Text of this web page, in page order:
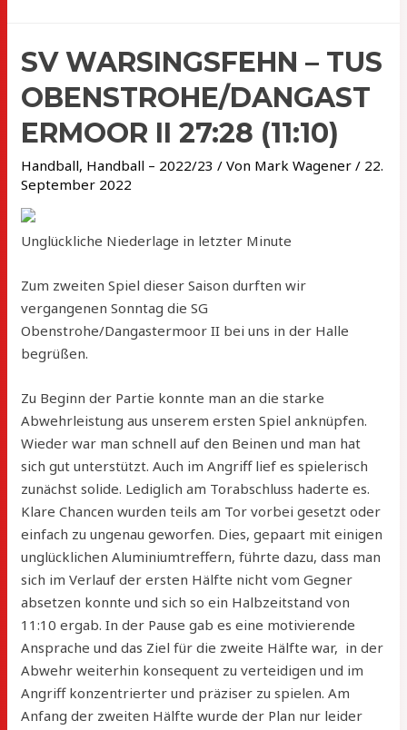
SV WARSINGSFEHN – TUS
OBENSTROHE/DANGAST
ERMOOR II 27:28 (11:10)
Handball, Handball – 2022/23 / Von Mark Wagener / 22.
September 2022
Unglückliche Niederlage in letzter Minute
Zum zweiten Spiel dieser Saison durften wir
vergangenen Sonntag die SG
Obenstrohe/Dangastermoor II bei uns in der Halle
begrüßen.
Zu Beginn der Partie konnte man an die starke
Abwehrleistung aus unserem ersten Spiel anknüpfen.
Wieder war man schnell auf den Beinen und man hat
sich gut unterstützt. Auch im Angriff lief es spielerisch
zunächst solide. Lediglich am Torabschluss haderte es.
Klare Chancen wurden teils am Tor vorbei gesetzt oder
einfach zu ungenau geworfen. Dies, gepaart mit einigen
unglücklichen Aluminiumtreffern, führte dazu, dass man
sich im Verlauf der ersten Hälfte nicht vom Gegner
absetzen konnte und sich so ein Halbzeitstand von
11:10 ergab. In der Pause gab es eine motivierende
Ansprache und das Ziel für die zweite Hälfte war, in der
Abwehr weiterhin konsequent zu verteidigen und im
Angriff konzentrierter und präziser zu spielen. Am
Anfang der zweiten Hälfte wurde der Plan nur leider